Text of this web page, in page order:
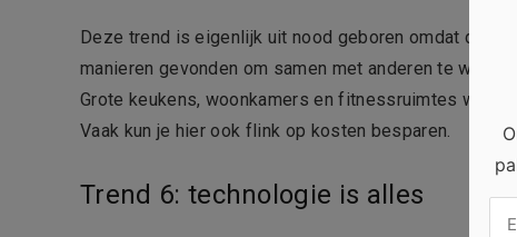
Deze trend is eigenlijk uit nood geboren omdat de
manieren gevonden om samen met anderen te
Grote keukens, woonkamers en fitnessruimtes
Vaak kun je hier ook flink op kosten besparen.
Trend 6: technologie is alles